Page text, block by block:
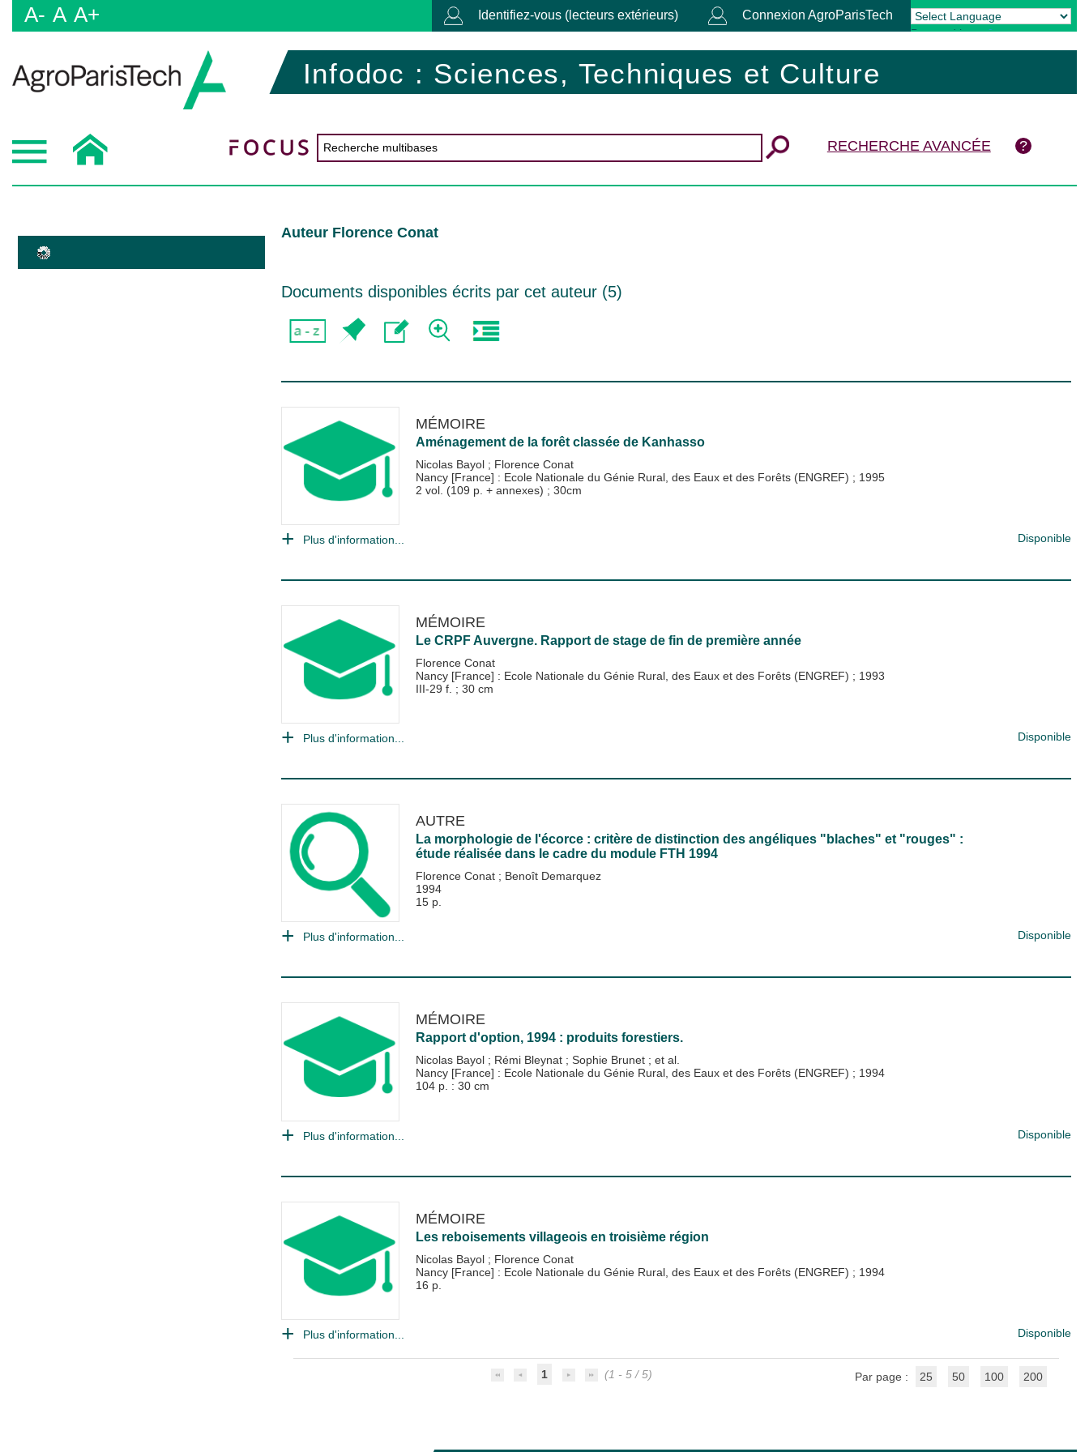
A- A A+ Identifiez-vous (lecteurs extérieurs) Connexion AgroParisTech
Powered by Translate
Infodoc : Sciences, Techniques et Culture
RECHERCHE AVANCÉE
Auteur Florence Conat
Documents disponibles écrits par cet auteur (5)
MÉMOIRE
Aménagement de la forêt classée de Kanhasso
Nicolas Bayol ; Florence Conat
Nancy [France] : Ecole Nationale du Génie Rural, des Eaux et des Forêts (ENGREF) ; 1995
2 vol. (109 p. + annexes) ; 30cm
Plus d'information... Disponible
MÉMOIRE
Le CRPF Auvergne. Rapport de stage de fin de première année
Florence Conat
Nancy [France] : Ecole Nationale du Génie Rural, des Eaux et des Forêts (ENGREF) ; 1993
III-29 f. ; 30 cm
Plus d'information... Disponible
AUTRE
La morphologie de l'écorce : critère de distinction des angéliques "blaches" et "rouges" :
étude réalisée dans le cadre du module FTH 1994
Florence Conat ; Benoît Demarquez
1994
15 p.
Plus d'information... Disponible
MÉMOIRE
Rapport d'option, 1994 : produits forestiers.
Nicolas Bayol ; Rémi Bleynat ; Sophie Brunet ; et al.
Nancy [France] : Ecole Nationale du Génie Rural, des Eaux et des Forêts (ENGREF) ; 1994
104 p. : 30 cm
Plus d'information... Disponible
MÉMOIRE
Les reboisements villageois en troisième région
Nicolas Bayol ; Florence Conat
Nancy [France] : Ecole Nationale du Génie Rural, des Eaux et des Forêts (ENGREF) ; 1994
16 p.
Plus d'information... Disponible
1 (1 - 5 / 5) Par page : 25 50 100 200